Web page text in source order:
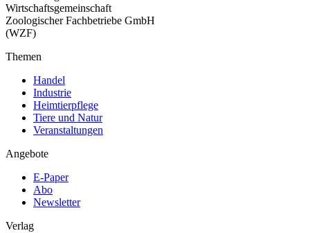
Wirtschaftsgemeinschaft
Zoologischer Fachbetriebe GmbH
(WZF)
Themen
Handel
Industrie
Heimtierpflege
Tiere und Natur
Veranstaltungen
Angebote
E-Paper
Abo
Newsletter
Verlag